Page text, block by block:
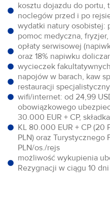
kosztu dojazdu do portu,
noclegów przed i po
wydatki natury osobistej:
pomoc medyczna, fryzjer,
opłaty serwisowej
oraz 18% napiwku
wycieczek
napojów w barach, kaw
restauracji
wifi/internet: od 24,99
obowiązkowego
30.000 EUR + CP,
KL 80.000 EUR + CP (20
PLN) oraz Turystycznego
PLN/os./rejs
możliwość wykupienia
Rezygnacji w ciągu 10